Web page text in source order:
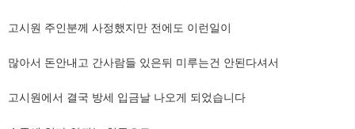
고시원 주인분께 사정했지만 전에도 이런일이
​많아서 돈안내고 간사람들 있은뒤 미루는건 안된다셔서
​​고시원에서 결국 방세 입금날 나오게 되었습니다